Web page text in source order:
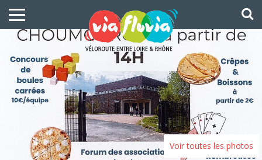
Voir toutes les photos